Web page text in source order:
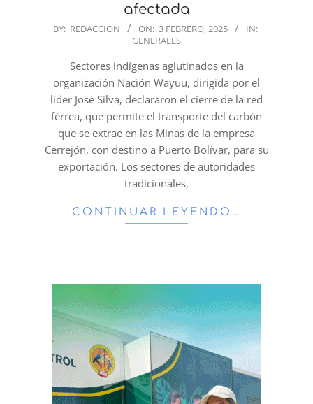
afectada
2025-
BY: REDACCION ON: 3 FEBRERO, 2025
IN:
GENERALES
Sectores indígenas aglutinados en la
organización Nación Wayuu, dirigida por el
lider José Silva, declararon el cierre de la red
férrea, que permite el transporte del carbón
que se extrae en las Minas de la empresa
Cerrejón, con destino a Puerto Bolívar, para su
exportación. Los sectores de autoridades
tradicionales,
CONTINUAR LEYENDO…